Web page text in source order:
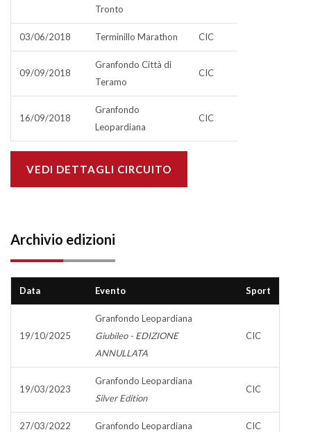
Tronto
03/06/2018 Terminillo Marathon CIC
09/09/2018
Granfondo Città di
Teramo
CIC
16/09/2018
Granfondo
Leopardiana
CIC
VEDI DETTAGLI CIRCUITO
Archivio edizioni
Data Evento Sport
19/10/2025
Granfondo Leopardiana
Giubileo - EDIZIONE
ANNULLATA
CIC
19/03/2023
Granfondo Leopardiana
Silver Edition
CIC
27/03/2022 Granfondo Leopardiana CIC